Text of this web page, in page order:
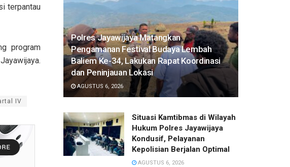
terpantau
program
IV
Polres Jayawijaya Matangkan
Pengamanan Festival Budaya Lembah
Baliem Ke-34, Lakukan Rapat Koordinasi
dan Peninjauan Lokasi
AGUSTUS 6, 2026
Situasi Kamtibmas di Wilayah
Hukum Polres Jayawijaya
Kondusif, Pelayanan
Kepolisian Berjalan Optimal
AGUSTUS 6, 2026